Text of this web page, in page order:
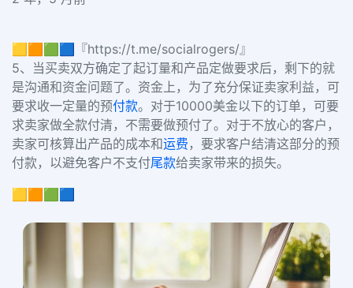
🟨🟧🟩🟦『https://t.me/socialrogers/』
5、当买卖双方确定了起订量和产品定做要求后，剩下的就
是沟通和资金问题了。 资金上，为了充分保证卖家利益，可
要求收一定量的预付款。 对于10000美金以下的订单，可要
求卖家做全款付清，不需要做预付了。对于不放心的客户，
卖家可核算出产品的成本和运费 ，要求客户结清这部分的预
付款，以避免客户不支付尾款给卖家带来的损失。
🟨🟧🟩🟦